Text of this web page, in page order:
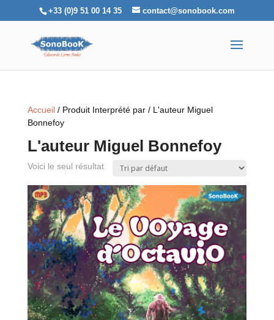
+33 (0)9 51 00 14 35 contact@sonobook.com
Accueil/ Produit Interprété par / L'auteur Miguel
Bonnefoy
L'auteur Miguel Bonnefoy
Voici le seul résultat